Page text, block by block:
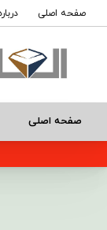
صفحه اصلی
صفحه اصلی